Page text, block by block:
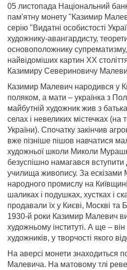
05 листопада Національний банк
пам'ятну монету "Казимир
серію "Видатні особистості
художнику-авангардисту,
основоположнику супрематизму,
найвідоміших картин XX
Казимиру Севериновичу
Казимир Малевич народився у
поляком, а мати – українка з
майбутній художник жив з
селах і невеликих містечках (на
України). Спочатку закінчив
вже пізніше пішов навчатися
художньої школи Миколи
безуспішно намагався
училища живопису. За ескізами
народного промислу на
шаликах і подушках, хустках і
продавали їх у Києві, Москві та
1930-й роки Казимир Малевич
художньому інституті. А ще –
художників, у творчості якого
На аверсі монети знаходиться
Малевича. На матовому тлі